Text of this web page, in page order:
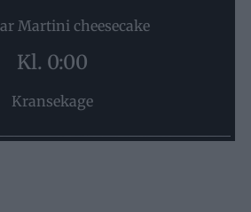
Martini cheesecake
Kl. 0:00
Kransekage